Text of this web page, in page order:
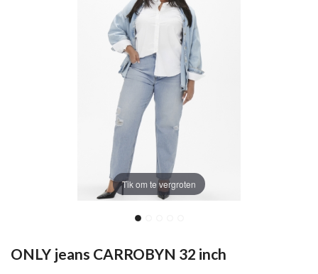
Tik om te vergroten
ONLY jeans CARROBYN 32 inch